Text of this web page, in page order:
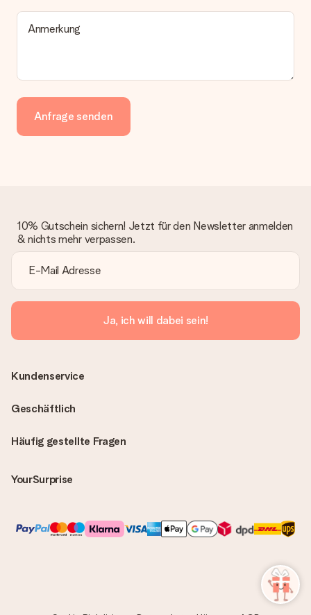
Anmerkung
Anfrage senden
10% Gutschein sichern! Jetzt für den Newsletter anmelden
& nichts mehr verpassen.
Ja, ich will dabei sein!
Häufig gestellte Fragen
YourSurprise
Kundenservice
Geschäftlich